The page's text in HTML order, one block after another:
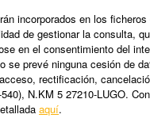
incorporados en los
de gestionar la consulta,
en el consentimiento del
se prevé ninguna cesión de
rectificación,
N.KM 5 27210-LUGO.
aquí.